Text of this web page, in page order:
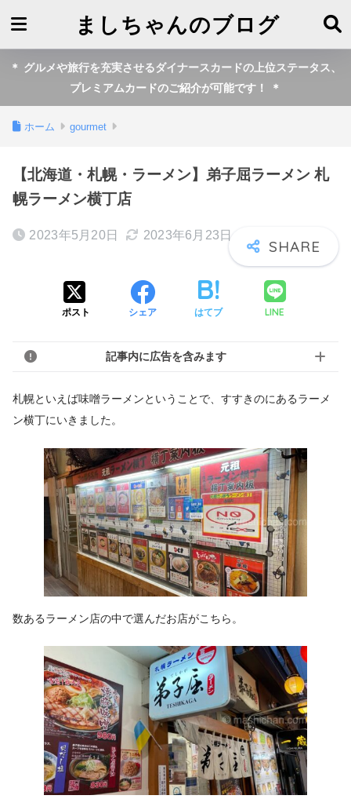
ましちゃんのブログ
＊ グルメや旅行を充実させるダイナースカードの上位ステータス、
プレミアムカードのご紹介が可能です！ ＊
ホーム gourmet
【北海道・札幌・ラーメン】弟子屈ラーメン 札
幌ラーメン横丁店
2023年5月20日 2023年6月23日
ポスト シェア はてブ LINE
記事内に広告を含みます
札幌といえば味噌ラーメンということで、すすきのにあるラーメ
ン横丁にいきました。
数あるラーメン店の中で選んだお店がこちら。